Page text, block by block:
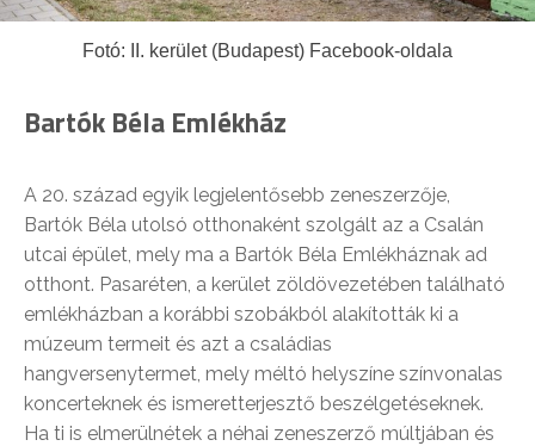
Fotó: II. kerület (Budapest) Facebook-oldala
Bartók Béla Emlékház
A 20. század egyik legjelentősebb zeneszerzője,
Bartók Béla utolsó otthonaként szolgált az a Csalán
utcai épület, mely ma a Bartók Béla Emlékháznak ad
otthont. Pasaréten, a kerület zöldövezetében található
emlékházban a korábbi szobákból alakították ki a
múzeum termeit és azt a családias
hangversenytermet, mely méltó helyszíne színvonalas
koncerteknek és ismeretterjesztő beszélgetéseknek.
Ha ti is elmerülnétek a néhai zeneszerző múltjában és